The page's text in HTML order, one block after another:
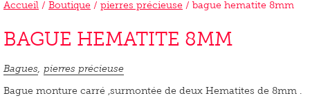
Accueil / Boutique / pierres précieuse / bague hematite 8mm
BAGUE HEMATITE 8MM
Bagues, pierres précieuse
Bague monture carré ,surmontée de deux Hematites de 8mm .